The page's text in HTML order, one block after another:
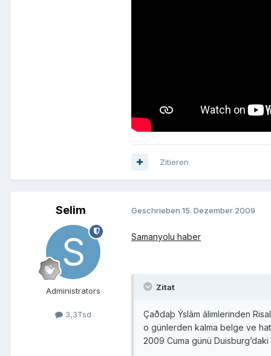
Zitieren
Selim
Administrators
3,3Tsd
Geschrieben 15. Dezember 2009
Samanyolu haber
Zitat
Çaðdaþ Ýslâm âlimlerinden
o günlerden kalma belge ve
2009 Cuma günü